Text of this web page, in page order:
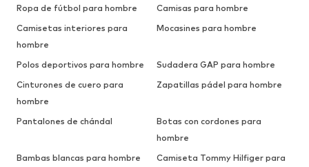
Ropa de fútbol para hombre
Camisas para hombre
Camisetas interiores para
hombre
Mocasines para hombre
Polos deportivos para hombre
Sudadera GAP para hombre
Cinturones de cuero para
hombre
Zapatillas pádel para hombre
Pantalones de chándal
Botas con cordones para
hombre
Bambas blancas para hombre
Camiseta Tommy Hilfiger para